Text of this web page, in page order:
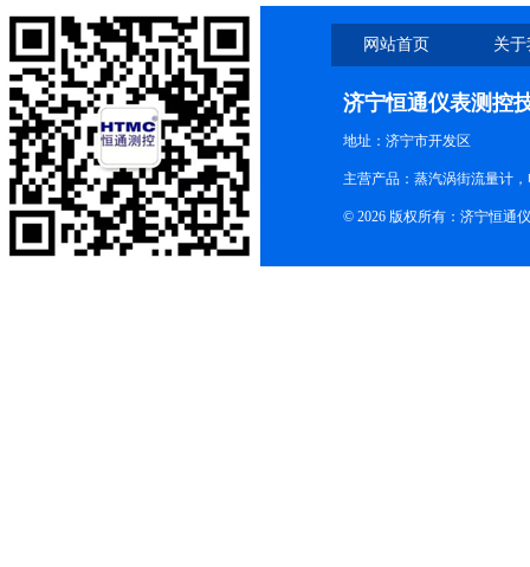
网站首页 关
济宁恒通仪表测控
地址：济宁市开发区
主营产品：蒸汽涡街流量计
© 2026 版权所有：济宁恒通